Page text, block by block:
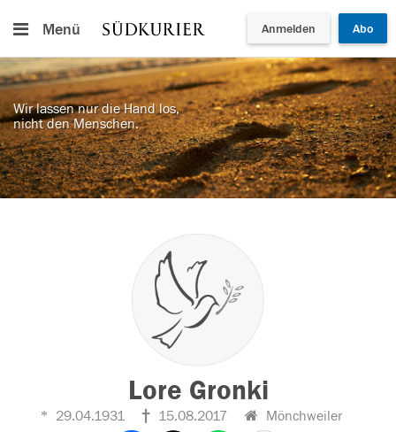
Menü Anmelden Abo
Wir lassen nur die Hand los,
nicht den Menschen.
Lore Gronki
29.04.1931 15.08.2017 Mönchweiler